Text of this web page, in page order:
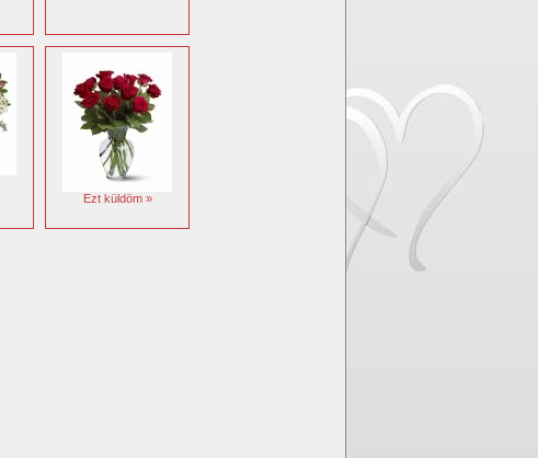
Ezt küldöm »